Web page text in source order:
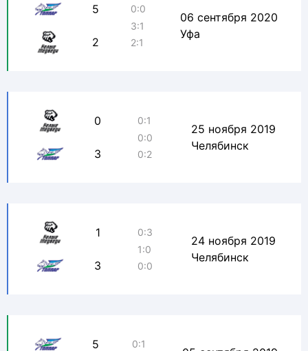
5
2
0:0
3:1
2:1
06 сентября 2020
Уфа
0
3
0:1
0:0
0:2
25 ноября 2019
Челябинск
1
3
0:3
1:0
0:0
24 ноября 2019
Челябинск
5
0:1